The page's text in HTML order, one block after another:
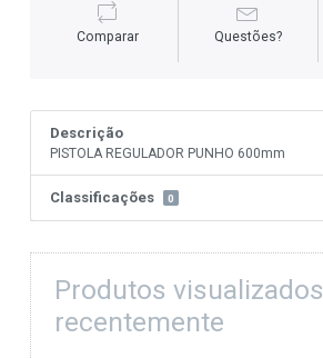
Comparar Questões?
Descrição
PISTOLA REGULADOR PUNHO 600mm
Classificações 0
Produtos visualizados
recentemente